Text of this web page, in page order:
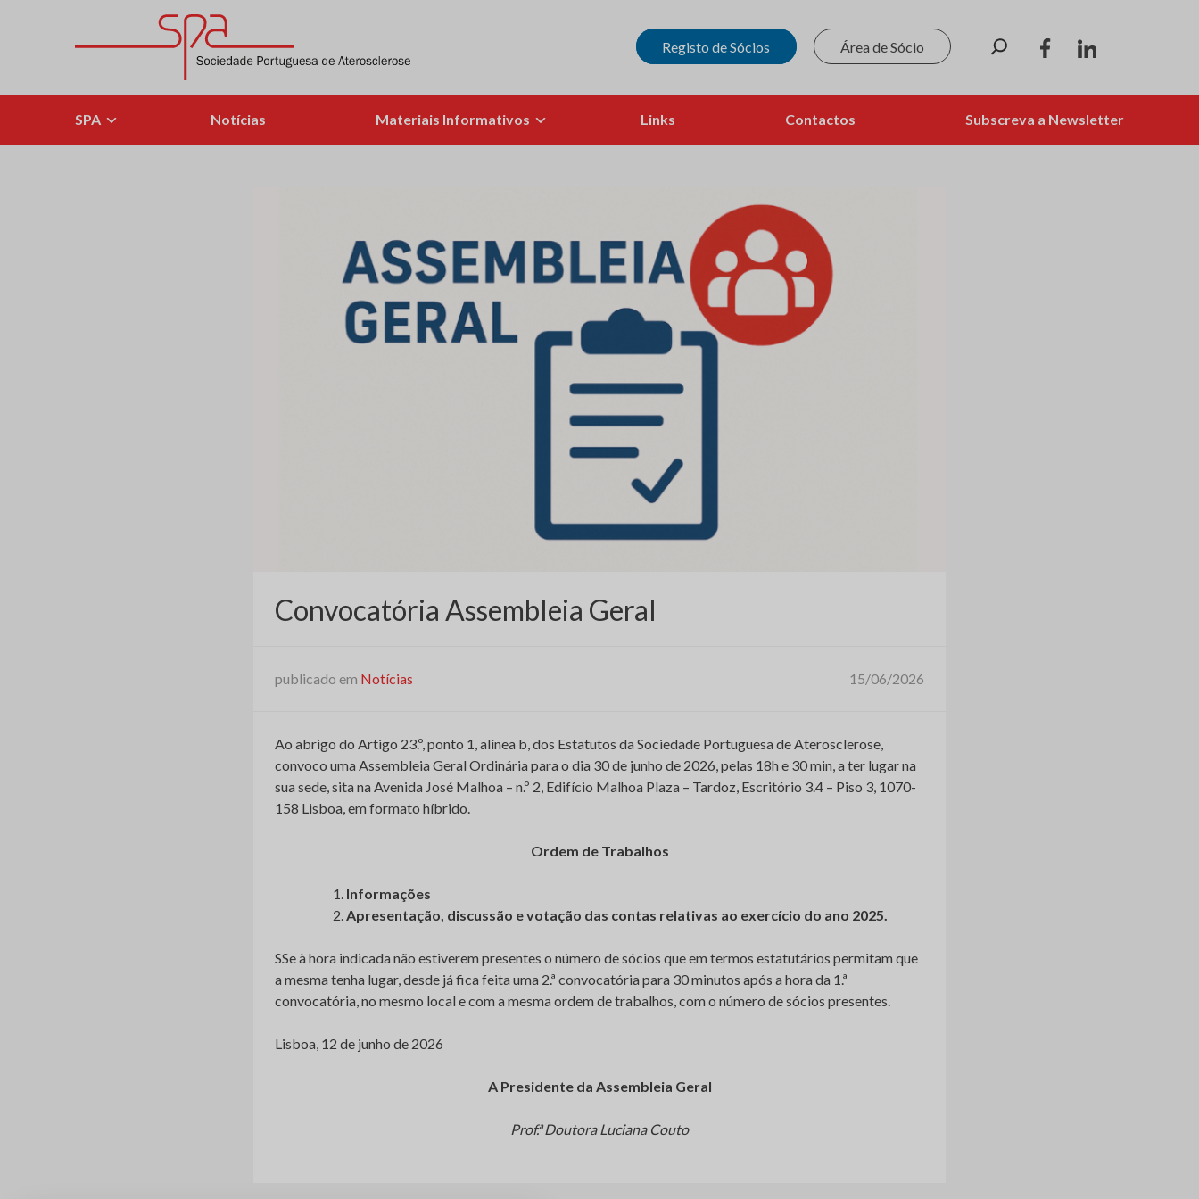
Registo de Sócios Área de Sócio Pesquisar
SPA Notícias Materiais Informativos Links Contactos Subscreva a Newsletter
Convocatória Assembleia Geral
publicado em Notícias 15/06/2026
Ao abrigo do Artigo 23.º, ponto 1, alínea b, dos Estatutos da Sociedade Portuguesa de Aterosclerose,
convoco uma Assembleia Geral Ordinária para o dia 30 de junho de 2026, pelas 18h e 30 min, a ter lugar na
sua sede, sita na Avenida José Malhoa – n.º 2, Edifício Malhoa Plaza – Tardoz, Escritório 3.4 – Piso 3, 1070-
158 Lisboa, em formato híbrido.
Ordem de Trabalhos
Informações
Apresentação, discussão e votação das contas relativas ao exercício do ano 2025.
SSe à hora indicada não estiverem presentes o número de sócios que em termos estatutários permitam que
a mesma tenha lugar, desde já fica feita uma 2.ª convocatória para 30 minutos após a hora da 1.ª
convocatória, no mesmo local e com a mesma ordem de trabalhos, com o número de sócios presentes.
Lisboa, 12 de junho de 2026
A Presidente da Assembleia Geral
Prof.ª Doutora Luciana Couto